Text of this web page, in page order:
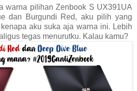
warna pilihan Zenbook S UX391UA
dan Burgundi Red, aku pilih yang
aku suka aja warna ini. Lebih
tegas menurutku. Kalau kamu?